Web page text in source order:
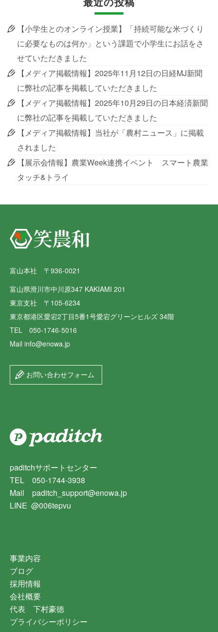
【小学生とのオンライン授業】「持続可能な米づくり
に必要なものは何か」という課題で小学生にお話をさ
せていただきました
【メディア掲載情報】2025年11月12日の日経MJ新聞
に弊社の記事を掲載していただきました
【メディア掲載情報】2025年10月29日の日本経済新聞
に弊社の記事を掲載していただきました
【メディア掲載情報】当社が「農村ニュース」に掲載
されました
【展示会情報】農業Week連携イベント スマート農業
タッチ&トライ
富山本社 〒936-0021
富山県滑川市中川原347 KAKIAMI 201
東京支社 〒105-6234
東京都港区愛宕2丁目5番1号愛宕グリーンヒルズ 34階
TEL 050-1746-5016
Mail info@enowa.jp
お問い合わせフォーム
paditchサポートセンター
TEL 050-1744-3938
Mail paditch_support@enowa.jp
LINE @006tepvu
事業内容
ブログ
採用情報
会社概要
代表 下村豪徳
プライバシーポリシー